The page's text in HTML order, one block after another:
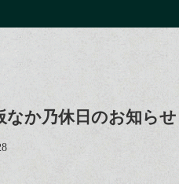
なか乃休日のお知らせ